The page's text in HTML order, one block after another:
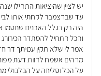
יש לציין שהיציאות התחילו
עד שבדצמבר לקחתי אותו
היה רק בגלל האבנים שחסמו
והכל התחיל להסתדר הכירורג
אמר לי שלא תקין עמיתך דר
מדהים אשמח לחוות דעת
על הכל וסליחה על הבלבולי